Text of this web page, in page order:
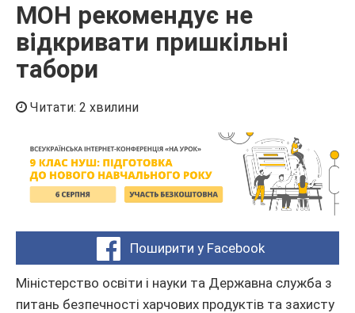
МОН рекомендує не
відкривати пришкільні
табори
Читати: 2 хвилини
Поширити у Facebook
Міністерство освіти і науки та Державна служба з
питань безпечності харчових продуктів та захисту